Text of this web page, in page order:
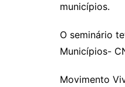
municípios.
O seminário
Municípios-
Movimento